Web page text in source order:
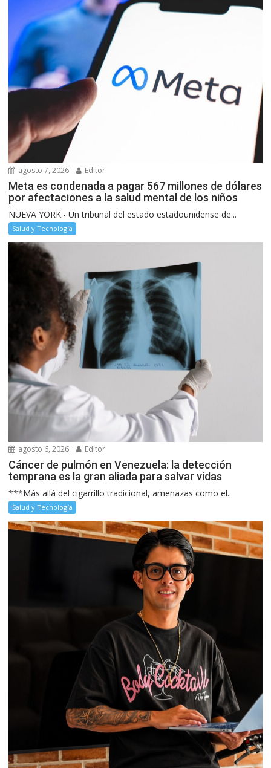
agosto 7, 2026 Editor
Meta es condenada a pagar 567 millones de dólares
por afectaciones a la salud mental de los niños
NUEVA YORK.- Un tribunal del estado estadounidense de...
Salud y Tecnología
agosto 6, 2026 Editor
Cáncer de pulmón en Venezuela: la detección
temprana es la gran aliada para salvar vidas
***Más allá del cigarrillo tradicional, amenazas como el...
Salud y Tecnología